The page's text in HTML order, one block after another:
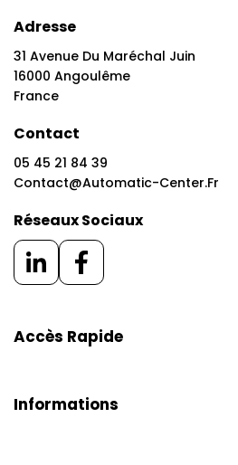
Adresse
31 Avenue Du Maréchal Juin
16000 Angoulême
France
Contact
05 45 21 84 39
Contact@automatic-Center.fr
Réseaux Sociaux
Accès Rapide
Informations